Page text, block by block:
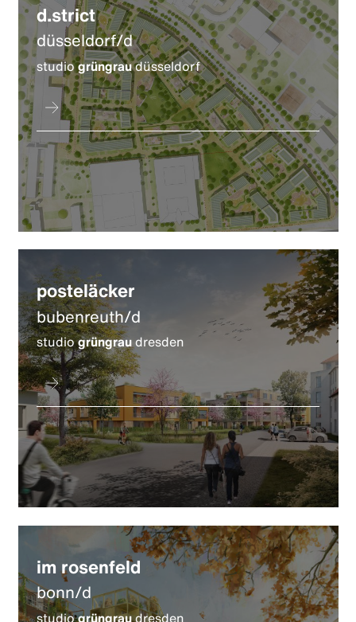
d.strict
düsseldorf/d
studiogrüngraudüsseldorf
posteläcker
bubenreuth/d
studiogrüngraudresden
im rosenfeld
bonn/d
studiogrüngraudresden